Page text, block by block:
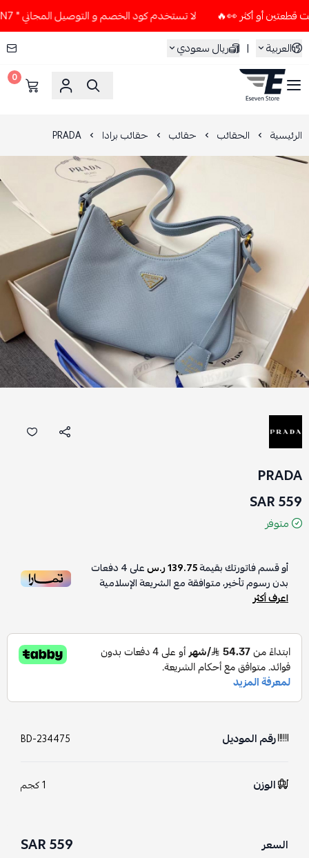
لا تستخدم كود الخصم و التوصيل المجاني " N7 " إلا إذا طلبت قطعتين أو أكثر 👀🔥
العربية
| ريال سعودي
ESEVEN STORE
0
الرئيسية الحقائب حقائب حقائب برادا PRADA
PRADA
559 SAR
متوفر
أو قسم فاتورتك بقيمة139.75 ر.س على4دفعات
بدون رسوم تأخير، متوافقة مع الشريعة الإسلامية
اعرف أكثر
رقم الموديل BD-234475
الوزن 1 كجم
السعر 559 SAR